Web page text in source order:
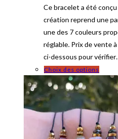
Ce bracelet a été
création reprend une
une des 7 couleurs
réglable. Prix de vente
ci-dessous pour
Choix des options
a
Les